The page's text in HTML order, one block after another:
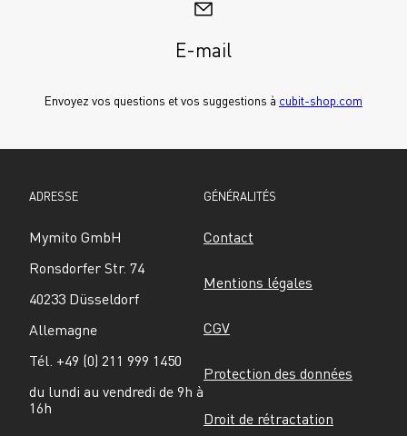
E-mail
Envoyez vos questions et vos suggestions à cubit-shop.com
ADRESSE
Mymito GmbH
Ronsdorfer Str. 74
40233 Düsseldorf
Allemagne
Tél. +49 (0) 211 999 1450
du lundi au vendredi de 9h à
16h
GÉNÉRALITÉS
Contact
Mentions légales
CGV
Protection des données
Droit de rétractation